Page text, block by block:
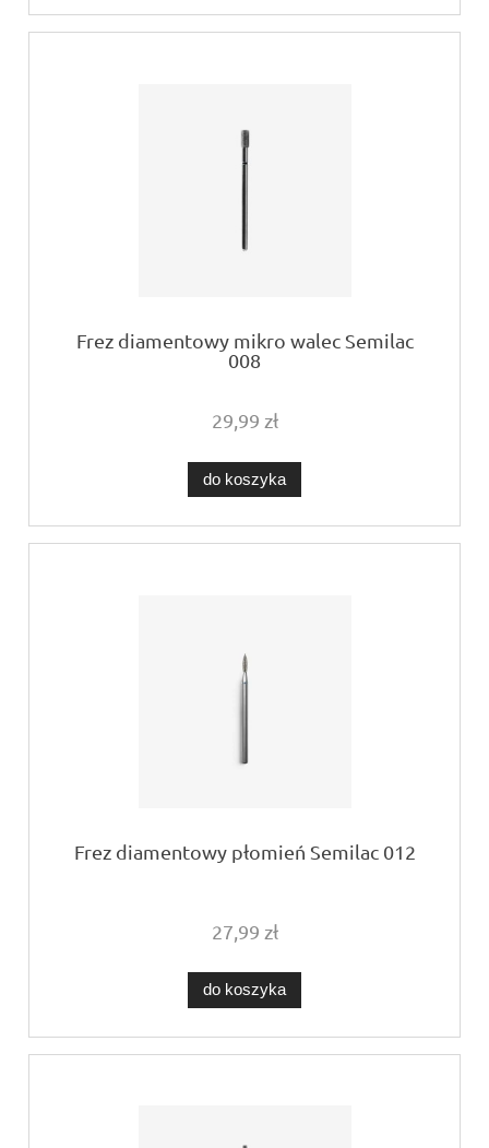
Frez diamentowy mikro walec Semilac
008
29,99 zł
do koszyka
Frez diamentowy płomień Semilac 012
27,99 zł
do koszyka